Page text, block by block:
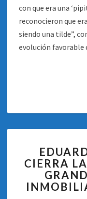
con que era una
reconocieron que
siendo una tilde”,
evolución favorable
CIERRA